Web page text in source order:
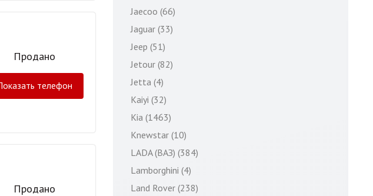
Продано
телефон
Продано
Jaecoo (66)
Jaguar (33)
Jeep (51)
Jetour (82)
Jetta (4)
Kaiyi (32)
Kia (1463)
Knewstar (10)
LADA (ВАЗ) (384)
Lamborghini (4)
Land Rover (238)